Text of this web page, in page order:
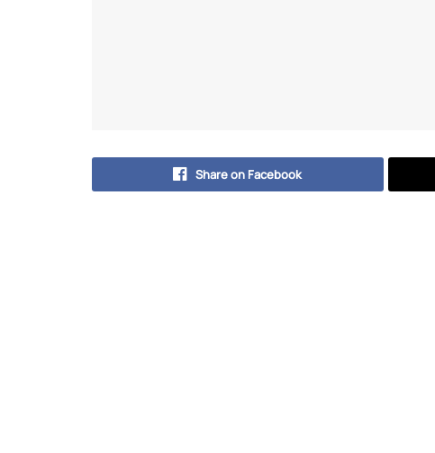
Share on Facebook